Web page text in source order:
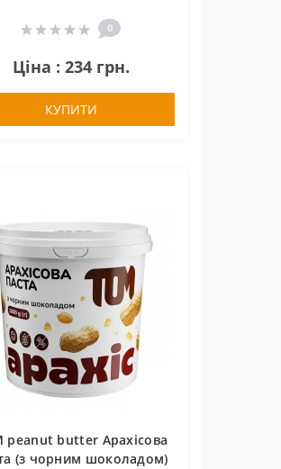
0
Ціна : 234 грн.
КУПИТИ
peanut butter Арахісова
(з чорним шоколадом)